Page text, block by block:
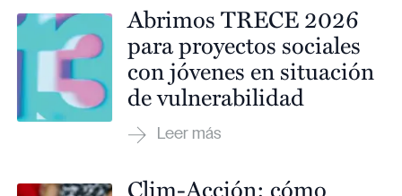
Abrimos TRECE 2026
para proyectos sociales
con jóvenes en situación
de vulnerabilidad
Clim-Acción: cómo